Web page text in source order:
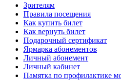
Зрителям
Правила посещения
Как купить билет
Как вернуть билет
Подарочный сертификат
Ярмарка абонементов
Личный абонемент
Личный кабинет
Памятка по профилактике